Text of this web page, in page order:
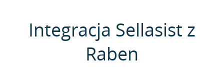
Integracja Sellasist z
Raben